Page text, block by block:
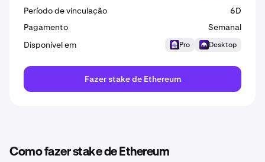
Período de vinculação
6D
Pagamento
Semanal
Disponível em
Pro Desktop
Fazer stake de Ethereum
Como fazer stake de Ethereum